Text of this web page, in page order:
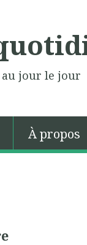
jour le jour
À propos